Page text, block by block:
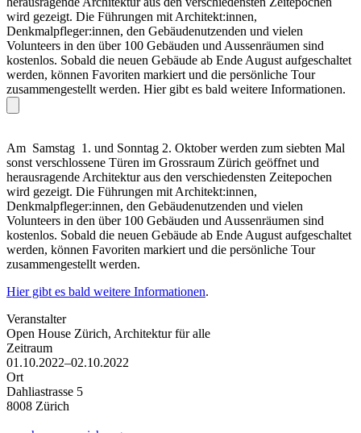
wird gezeigt. Die Führungen mit Architekt:innen,
Denkmalpfleger:innen, den Gebäudenutzenden und vielen
Volunteers in den über 100 Gebäuden und Aussenräumen sind
kostenlos. Sobald die neuen Gebäude ab Ende August aufgeschaltet
werden, können Favoriten markiert und die persönliche Tour
zusammengestellt werden. Hier gibt es bald weitere Informationen.
Am Samstag 1. und Sonntag 2. Oktober werden zum siebten Mal
sonst verschlossene Türen im Grossraum Zürich geöffnet und
herausragende Architektur aus den verschiedensten Zeitepochen
wird gezeigt. Die Führungen mit Architekt:innen,
Denkmalpfleger:innen, den Gebäudenutzenden und vielen
Volunteers in den über 100 Gebäuden und Aussenräumen sind
kostenlos. Sobald die neuen Gebäude ab Ende August aufgeschaltet
werden, können Favoriten markiert und die persönliche Tour
zusammengestellt werden.
Hier gibt es bald weitere Informationen.
Veranstalter
Open House Zürich, Architektur für alle
Zeitraum
01.10.2022–02.10.2022
Ort
Dahliastrasse 5
8008 Zürich